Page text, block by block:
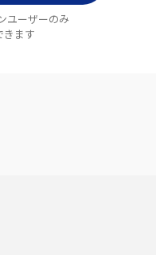
ユーザーのみ
きます